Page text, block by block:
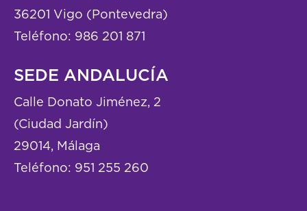
36201 Vigo (Pontevedra)
Teléfono: 986 201 871
SEDE ANDALUCÍA
Calle Donato Jiménez, 2
(Ciudad Jardín)
29014, Málaga
Teléfono: 951 255 260